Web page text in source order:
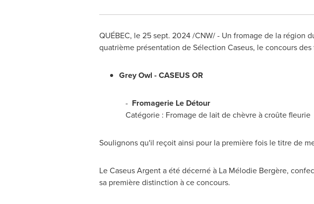
QUÉBEC, le25 sept. 2024/CNW/ - Un fromage de la région
quatrième présentation de Sélection Caseus, le concours
Grey Owl - CASEUS OR
- Fromagerie Le Détour
Catégorie : Fromage de lait de chèvre à croûte fleurie
Soulignons qu'il reçoit ainsi pour la première fois le titre de
Le Caseus Argenta été décerné à La Mélodie Bergère,
sa première distinction à ce concours.